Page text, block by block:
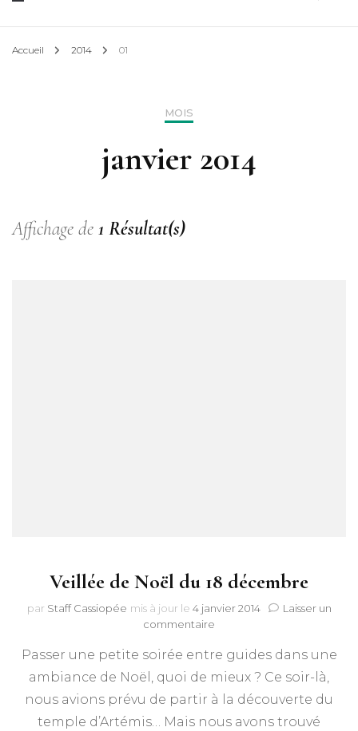
Accueil 2014 01
MOIS
janvier 2014
Affichage de 1 Résultat(s)
Veillée de Noël du 18 décembre
par Staff Cassiopée mis à jour le 4 janvier 2014
Laisser un
commentaire
de
Noël
18
décembre
Passer une petite soirée entre guides dans une
ambiance de Noël, quoi de mieux ? Ce soir-là,
nous avions prévu de partir à la découverte du
temple d’Artémis… Mais nous avons trouvé